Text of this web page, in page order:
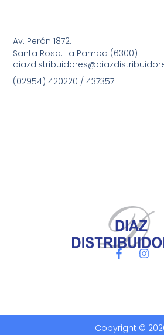
Av. Perón 1872.
Santa Rosa. La Pampa (6300)
(02954) 420220 / 437357
Copyright ©